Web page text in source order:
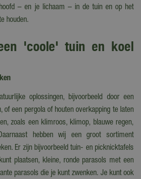
– en je lichaam – in de tuin en op het
houden.
'coole' tuin en koel
oplossingen, bijvoorbeeld door een
of een pergola of houten overkapping te laten
zoals een klimroos, klimop, blauwe regen,
hebben wij een groot sortiment
Er zijn bijvoorbeeld tuin- en picknicktafels
plaatsen, kleine, ronde parasols met een
parasols die je kunt zwenken. Je kunt ook